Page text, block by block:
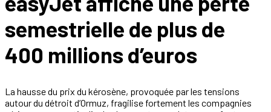
semestrielle de plus de
400 millions d’euros
La hausse du prix du kérosène, provoquée par les tensions
autour du détroit d’Ormuz, fragilise fortement les compagnies